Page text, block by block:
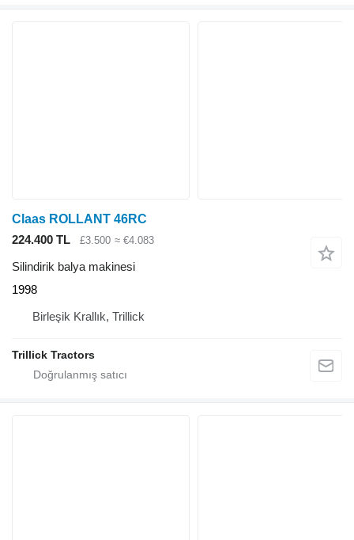
Claas ROLLANT 46RC
224.400 TL
£3.500 ≈ €4.083
Silindirik balya makinesi
1998
Birleşik Krallık, Trillick
Trillick Tractors